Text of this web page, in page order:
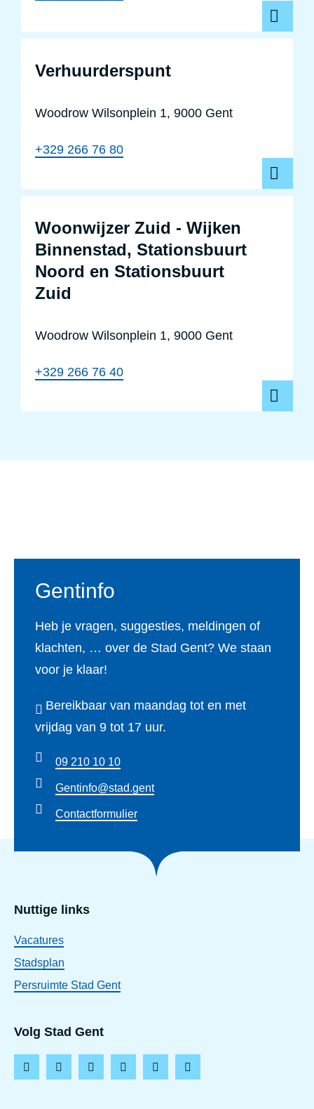
Verhuurderspunt
Woodrow Wilsonplein 1, 9000 Gent
+329 266 76 80
Woonwijzer Zuid - Wijken
Binnenstad, Stationsbuurt
Noord en Stationsbuurt
Zuid
Woodrow Wilsonplein 1, 9000 Gent
+329 266 76 40
Gentinfo
Heb je vragen, suggesties, meldingen of
klachten, … over de Stad Gent? We staan
voor je klaar!
Bereikbaar van maandag tot en met
vrijdag van 9 tot 17 uur.
09 210 10 10
Gentinfo@stad.gent
Contactformulier
Nuttige links
Vacatures
Stadsplan
Persruimte Stad Gent
Volg Stad Gent